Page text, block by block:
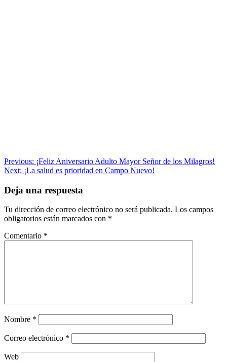
Navegación
de
entradas
Previous: ¡Feliz Aniversario Adulto Mayor Señor de los Milagros!
Next: ¡La salud es prioridad en Campo Nuevo!
Deja una respuesta
Tu dirección de correo electrónico no será publicada. Los campos
obligatorios están marcados con *
Comentario *
Nombre *
Correo electrónico *
Web